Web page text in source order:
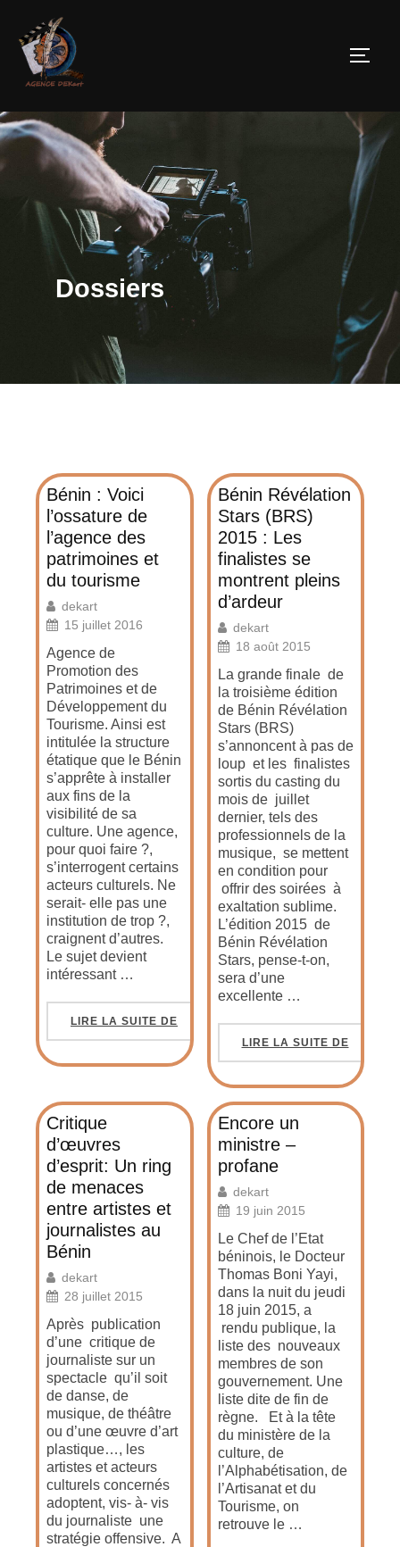
Dossiers
Bénin : Voici
l’ossature de
l’agence des
patrimoines et
du tourisme
dekart
15 juillet 2016
Agence de
Promotion des
Patrimoines et de
Développement du
Tourisme. Ainsi est
intitulée la structure
étatique que le Bénin
s’apprête à installer
aux fins de la
visibilité de sa
culture. Une agence,
pour quoi faire ?,
s’interrogent certains
acteurs culturels. Ne
serait- elle pas une
institution de trop ?,
craignent d’autres.
Le sujet devient
intéressant …
LIRE LA SUITE DE
Bénin Révélation
Stars (BRS)
2015 : Les
finalistes se
montrent pleins
d’ardeur
dekart
18 août 2015
La grande finale de
la troisième édition
de Bénin Révélation
Stars (BRS)
s’annoncent à pas de
loup et les finalistes
sortis du casting du
mois de juillet
dernier, tels des
professionnels de la
musique, se mettent
en condition pour
offrir des soirées à
exaltation sublime.
L’édition 2015 de
Bénin Révélation
Stars, pense-t-on,
sera d’une
excellente …
LIRE LA SUITE DE
Critique
d’œuvres
d’esprit: Un ring
de menaces
entre artistes et
journalistes au
Bénin
dekart
28 juillet 2015
Après publication
d’une critique de
journaliste sur un
spectacle qu’il soit
de danse, de
musique, de théâtre
ou d’une œuvre d’art
plastique…, les
artistes et acteurs
culturels concernés
adoptent, vis- à- vis
du journaliste une
stratégie offensive. A
Encore un
ministre –
profane
dekart
19 juin 2015
Le Chef de l’Etat
béninois, le Docteur
Thomas Boni Yayi,
dans la nuit du jeudi
18 juin 2015, a
rendu publique, la
liste des nouveaux
membres de son
gouvernement. Une
liste dite de fin de
règne. Et à la tête
du ministère de la
culture, de
l’Alphabétisation, de
l’Artisanat et du
Tourisme, on
retrouve le …